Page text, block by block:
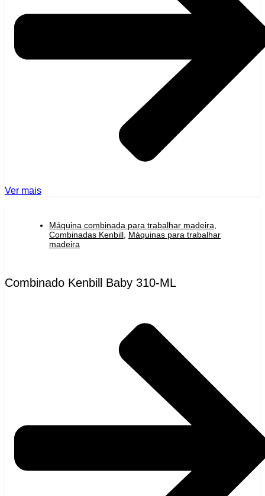
Ver mais
Máquina combinada para trabalhar madeira
Combinadas Kenbill Máquinas para trabalhar
madeira
Combinado Kenbill Baby 310-ML